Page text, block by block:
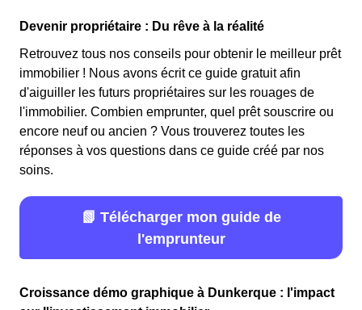
Devenir propriétaire : Du rêve à la réalité
Retrouvez tous nos conseils pour obtenir le meilleur prêt
immobilier ! Nous avons écrit ce guide gratuit afin
d'aiguiller les futurs propriétaires sur les rouages de
l'immobilier. Combien emprunter, quel prêt souscrire ou
encore neuf ou ancien ? Vous trouverez toutes les
réponses à vos questions dans ce guide créé par nos
soins.
📗 Télécharger mon guide de
l'emprunteur
Croissance démo graphique à Dunkerque : l'impact